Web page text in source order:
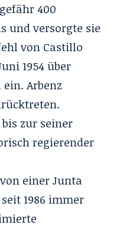
400
und versorgte sie
von Castillo
1954 über
Arbenz
zur seiner
regierender
einer Junta
1986 immer